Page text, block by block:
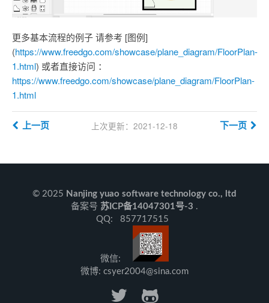
更多基本流程的例子 请参考 [图例]
(https://www.freedgo.com/showcase/plane_diagram/FloorPlan-
1.html) 或者直接访问 ：
https://www.freedgo.com/showcase/plane_diagram/FloorPlan-
1.html
上次更新：2021-12-18
上一页 下一页
© 2025 Nanjing yuao software technology co., ltd
备案号 苏ICP备14047301号-3 .
QQ: 857717515
微信:
微博: csyer2004@sina.com